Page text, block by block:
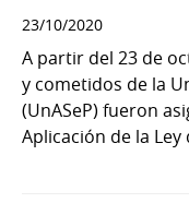
23/10/2020
A partir del 23 de
y cometidos de la
(UnASeP) fueron
Aplicación de la Ley